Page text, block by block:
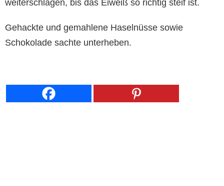
weiterschlagen, bis das Eiweiß so richtig steif ist.
Gehackte und gemahlene Haselnüsse sowie
Schokolade sachte unterheben.